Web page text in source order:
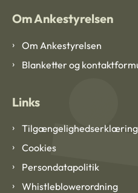
Om Ankestyrelsen
Om Ankestyrelsen
Blanketter og
Links
Tilgængelighedserklæring
Cookies
Persondatapolitik
Whistleblowerordning